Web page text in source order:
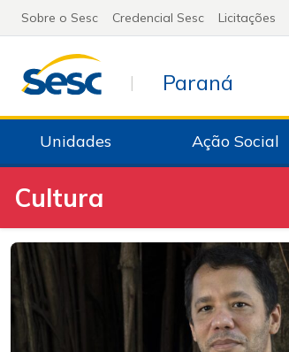
Sobre o Sesc Credencial Sesc Licitações
Paraná
Unidades Ação Social
Cultura